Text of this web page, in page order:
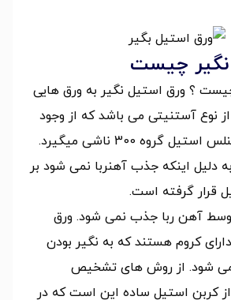
چیست
؟ ورق استیل نگیر به ورق هایی
نوع آستنیتی می باشد که از وجود
نیکل در آلیاژ استنلس استیل گروه 300 ناشی میگیرد.
دلیل اینکه جذب آهنربا نمی شود بر
قرار گرفته است.
آهن ربا جذب نمی شود. ورق
استیل سری 300 دارای کروم هستند که به نگیر بودن
می شود. از روش های تشخیص
کربن استیل ساده این است که در